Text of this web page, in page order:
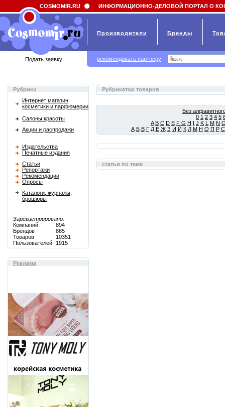
Field 'news_title' doesn't have a default value
Рубрики
Интернет магазин
косметики и парфюмерии
Салоны красоты
Акции и распродажи
Издательства
Печатные издания
Статьи
Репортажи
Рекомендации
Опросы
Каталоги, журналы,
брошюры
Зарегистрировано:
Компаний
894
Брендов
865
Товаров
10351
Пользователей
1915
Реклама
Рубрикатор товаров
Без
0 1 2 3 4 5
A B C D E F G H I J K L M N
А Б В Г Д Е Ж З И Й К Л М Н О П Р С
статьи по теме
COSMOMIR.RU ИНФОРМАЦИОННО-ДЕЛОВОЙ ПОРТАЛ О
Производители Бренды
Подать заявку рекомендовать партнеру